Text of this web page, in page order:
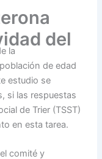
del
la
de edad
estudio se
si las respuestas
de Trier (TSST)
en esta tarea.
comité y